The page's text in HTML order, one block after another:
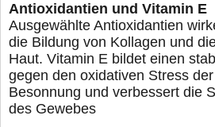
Antioxidantien und Vitamin E
Ausgewählte Antioxidantien
die Bildung von Kollagen und
Haut. Vitamin E bildet einen
gegen den oxidativen Stress
Besonnung und verbessert die
des Gewebes